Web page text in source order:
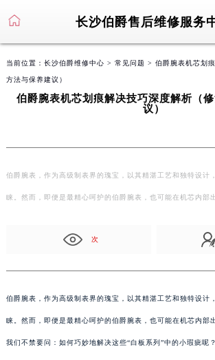
长沙伯爵售后维修服务
当前位置： 长沙伯爵维修中心 > 常见问题 > 伯爵腕表机芯划
方法与保养建议）
伯爵腕表机芯划痕解决技巧深度解析（
议）
伯爵腕表，作为高级制表界的瑰宝，以其精湛工艺和独特设计
睐。然而，即便是最精心呵护的伯爵腕表，也可能在机芯内部
次
伯爵腕表，作为高级制表界的瑰宝，以其精湛工艺和独特设计
睐。然而，即便是最精心呵护的伯爵腕表，也可能在机芯内部
我们不禁要问：如何巧妙地解决这些“白板系列”中的小瑕疵呢